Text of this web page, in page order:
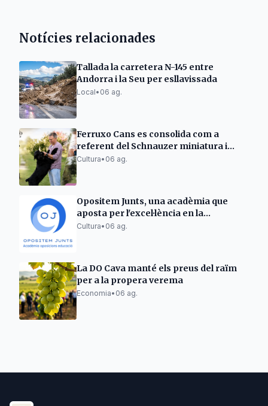
Notícies relacionades
Tallada la carretera N-145 entre
Andorra i la Seu per esllavissada
Local• 06 ag.
Ferruxo Cans es consolida com a
referent del Schnauzer miniatura i
gegant després del seu èxit al World
Cultura• 06 ag.
Opositem Junts, una acadèmia que
aposta per l'excel·lència en la
preparació d'oposicions docents
Cultura• 06 ag.
La DO Cava manté els preus del raïm
per a la propera verema
Economia• 06 ag.